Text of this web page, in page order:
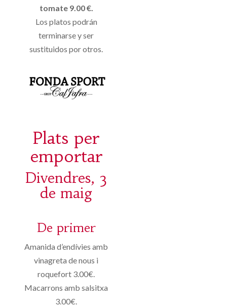
tomate 9.00 €.
Los platos podrán
terminarse y ser
sustituidos por otros.
Plats per
emportar
Divendres, 3
de maig
De primer
Amanida d’endívies amb
vinagreta de nous i
roquefort 3.00€.
Macarrons amb salsitxa
3.00€.